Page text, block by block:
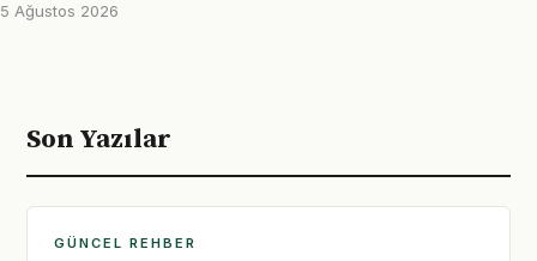
5 Ağustos 2026
Son Yazılar
GÜNCEL REHBER